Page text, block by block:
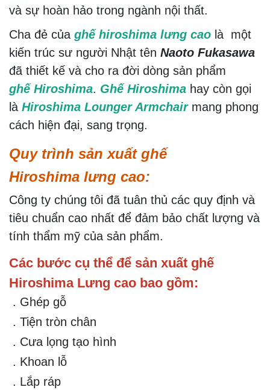
và sự hoàn hảo trong ngành nội thất.
Cha đẻ của ghế hiroshima lưng cao là một
kiến trúc sư người Nhật tên Naoto Fukasawa
đã thiết kế và cho ra đời dòng sản phẩm
ghế Hiroshima. Ghế Hiroshima hay còn gọi
là Hiroshima Lounger Armchairmang phong
cách hiện đại, sang trọng.
Quy trình sản xuất ghế
Hiroshima lưng cao:
Công ty chúng tôi đã tuân thủ các quy định và
tiêu chuẩn cao nhất để đảm bảo chất lượng và
tính thẩm mỹ của sản phẩm.
Các bước cụ thể để sản xuất ghế
Hiroshima Lưng cao bao gồm:
. Ghép gỗ
. Tiện tròn chân
. Cưa lọng tạo hình
. Khoan lỗ
. Lắp ráp